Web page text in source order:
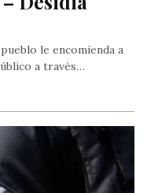
le encomienda a
a través…